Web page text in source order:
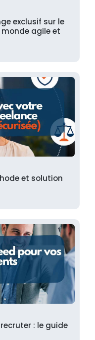
exclusif sur le
agile et
et solution
: le guide